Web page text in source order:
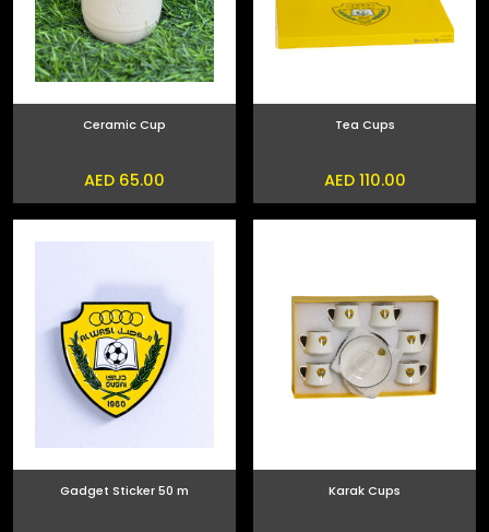
Tea Cups
AED 110.00
Ceramic Cup
AED 65.00
Karak Cups
Gadget Sticker 50 m